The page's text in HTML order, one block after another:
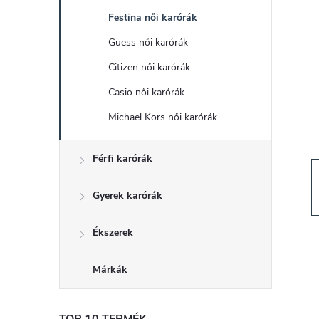
ó
e
Festina női karórák
Guess női karórák
Citizen női karórák
Casio női karórák
Michael Kors női karórák
Férfi karórák
Gyerek karórák
Ékszerek
Márkák